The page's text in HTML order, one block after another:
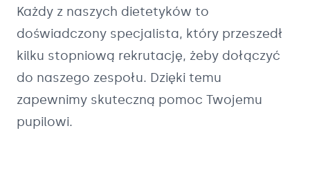
Każdy z naszych dietetyków to
doświadczony specjalista, który przeszedł
kilku stopniową rekrutację, żeby dołączyć
do naszego zespołu. Dzięki temu
zapewnimy skuteczną pomoc Twojemu
pupilowi.